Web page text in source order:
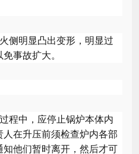
侧明显凸出变形，明显过
事故扩大。
程中，应停止锅炉本体内
在升压前须检查炉内各部
他们暂时离开，然后才可